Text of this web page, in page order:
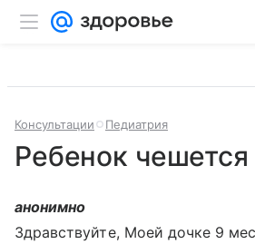
Консультации Педиатрия
Ребенок чешется
анонимно
Здравствуйте, Моей дочке 9